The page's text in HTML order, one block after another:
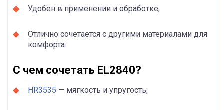
Удобен в применении и обработке;
Отлично сочетается с другими материалами для
комфорта.
С чем сочетать EL2840?
HR3535 — мягкость и упругость;